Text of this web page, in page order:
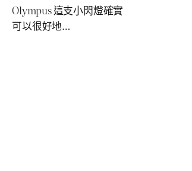
Olympus 這支小閃燈確實
可以很好地…